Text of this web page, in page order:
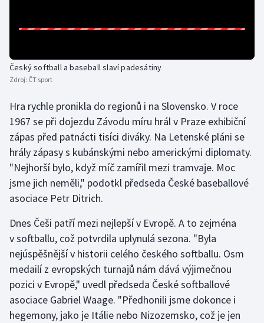
Moderní pětiboj
Motorsport
Olympijské hry
Parasport
Plavání
Plážový volejbal
Ragby
Rychlobruslení
Rychlostní kanoistika
Short track
Sportovní střelba
Český softball a baseball slaví padesátiny
Zdroj: ČT sport
Hra rychle pronikla do regionů i na Slovensko. V roce
1967 se při dojezdu Závodu míru hrál v Praze exhibiční
zápas před patnácti tisíci diváky. Na Letenské pláni se
hrály zápasy s kubánskými nebo americkými diplomaty.
"Nejhorší bylo, když míč zamířil mezi tramvaje. Moc
jsme jich neměli," podotkl předseda České baseballové
asociace Petr Ditrich.
Dnes Češi patří mezi nejlepší v Evropě. A to zejména
v softballu, což potvrdila uplynulá sezona. "Byla
nejúspěšnější v historii celého českého softballu. Osm
medailí z evropských turnajů nám dává výjimečnou
pozici v Evropě," uvedl předseda České softballové
asociace Gabriel Waage. "Předhonili jsme dokonce i
hegemony, jako je Itálie nebo Nizozemsko, což je jen